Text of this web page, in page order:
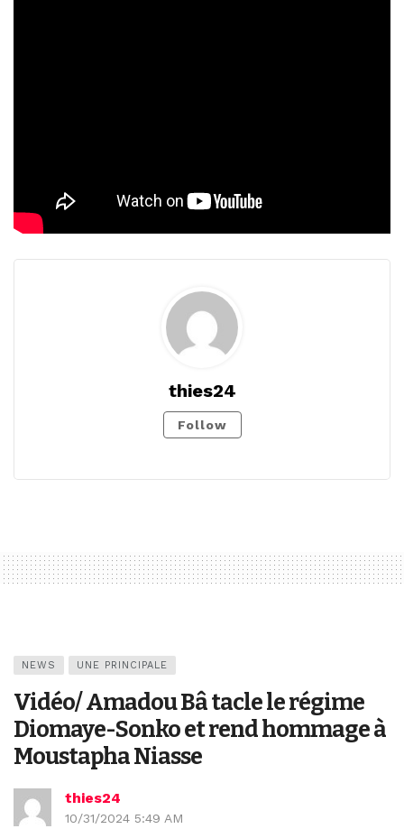
thies24
Follow
NEWS UNE PRINCIPALE
Vidéo/ Amadou Bâ tacle le régime
Diomaye-Sonko et rend hommage à
Moustapha Niasse
thies24
10/31/2024 5:49 AM